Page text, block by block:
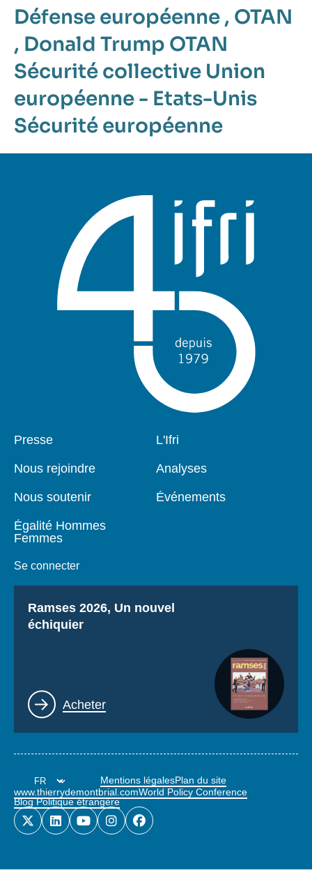
Défense européenne , OTAN
, Donald Trump OTAN
Sécurité collective Union
européenne - Etats-Unis
Sécurité européenne
Pied
Presse
Nous rejoindre
Nous soutenir
Égalité Hommes
Femmes
Se connecter
Navigation
L'Ifri
Analyses
Événements
Titre
Ramses 2026, Un nouvel
échiquier
Lien
Acheter
Mentions légalesPlan du site
www.thierrydemontbrial.comWorld Policy Conference
Blog Politique étrangère